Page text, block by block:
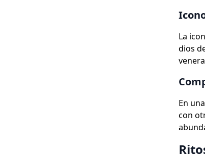
La
dios
En
con